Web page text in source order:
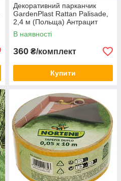
Декоративний парканчик
GardenPlast Rattan Palisade,
2,4 м (Польща) Антрацит
В наявності
360 ₴/комплект
Купити